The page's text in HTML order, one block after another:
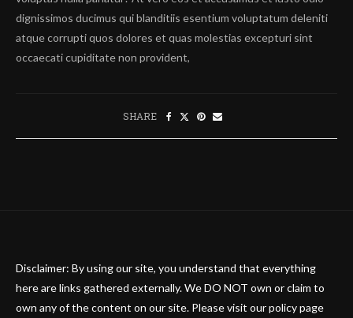
dignissimos ducimus qui blanditiis esentium voluptatum deleniti
atque corrupti quos dolores et quas molestias excepturi sint
occaecati cupiditate non provident,
SHARE
Disclaimer: By using our site, you understand that everything
here are links gathered externally. We DO NOT own or claim to
own any of the content on our site. Please visit our policy page